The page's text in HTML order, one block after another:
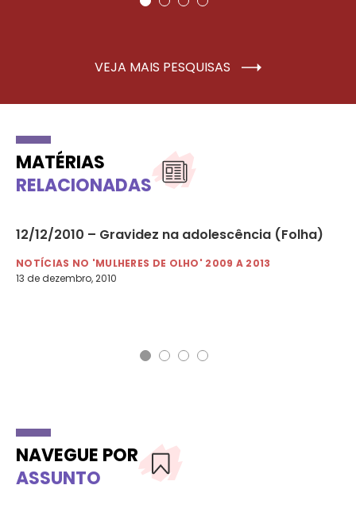
VEJA MAIS PESQUISAS
MATÉRIAS
RELACIONADAS
12/12/2010 – Gravidez na adolescência (Folha)
NOTÍCIAS NO 'MULHERES DE OLHO' 2009 A 2013
13 de dezembro, 2010
NAVEGUE POR
ASSUNTO